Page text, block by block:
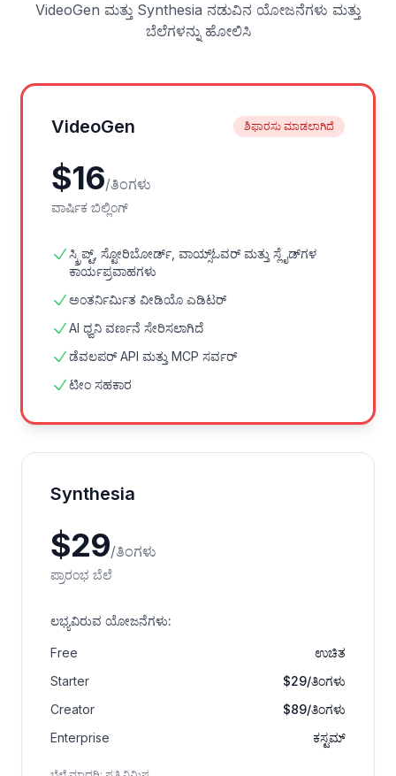
VideoGen ಮತ್ತು Synthesia ನಡುವಿನ ಯೋಜನೆಗಳು ಮತ್ತು
ಬೆಲೆಗಳನ್ನು ಹೋಲಿಸಿ
VideoGen ಶಿಫಾರಸು ಮಾಡಲಾಗಿದೆ
$16/ತಿಂಗಳು
ವಾರ್ಷಿಕ ಬಿಲ್ಲಿಂಗ್
ಸ್ಕ್ರಿಪ್ಟ್, ಸ್ಟೋರಿಬೋರ್ಡ್, ವಾಯ್ಸ್‌ಓವರ್ ಮತ್ತು ಸ್ಲೈಡ್‌ಗಳ
ಕಾರ್ಯಪ್ರವಾಹಗಳು
ಅಂತರ್ನಿರ್ಮಿತ ವೀಡಿಯೊ ಎಡಿಟರ್
AI ಧ್ವನಿ ವರ್ಣನೆ ಸೇರಿಸಲಾಗಿದೆ
ಡೆವಲಪರ್ API ಮತ್ತು MCP ಸರ್ವರ್
ಟೀಂ ಸಹಕಾರ
Synthesia
$29/ತಿಂಗಳು
ಪ್ರಾರಂಭ ಬೆಲೆ
ಲಭ್ಯವಿರುವ ಯೋಜನೆಗಳು:
Free
ಉಚಿತ
Starter
$29/ತಿಂಗಳು
Creator
$89/ತಿಂಗಳು
Enterprise
ಕಸ್ಟಮ್